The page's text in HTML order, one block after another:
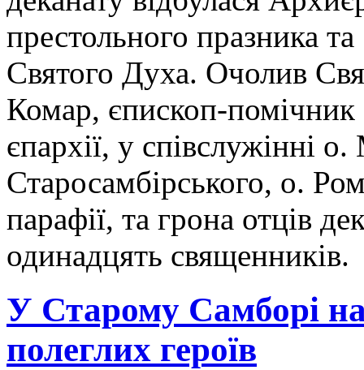
престольного празника
Святого Духа. Очолив
Комар, єпископ-
єпархії, у співслужінні
Старосамбірського, о.
парафії, та грона отців
одинадцять
У Старому Самборі
полеглих героїв